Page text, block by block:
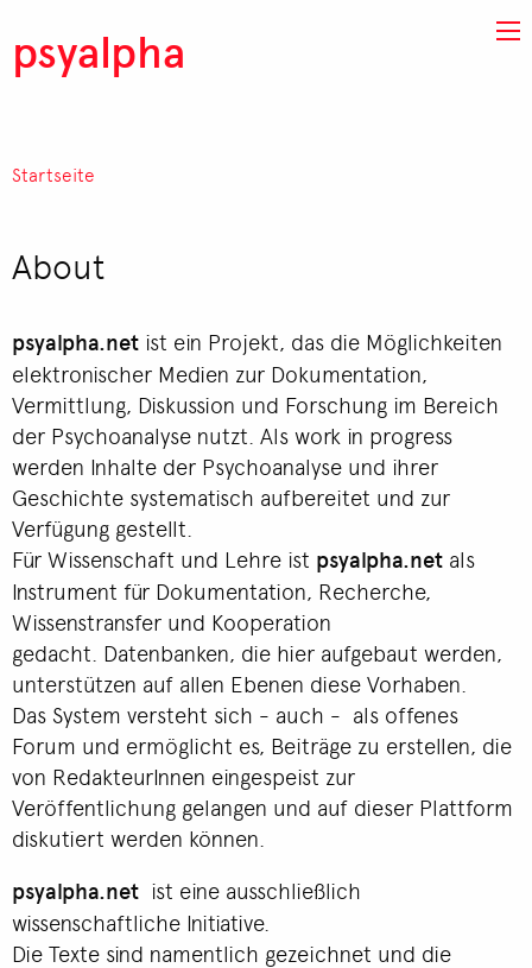
psyalpha
Pfadnavigation
Startseite
About
psyalpha.net ist ein Projekt, das die Möglichkeiten
elektronischer Medien zur Dokumentation,
Vermittlung, Diskussion und Forschung im Bereich
der Psychoanalyse nutzt. Als work in progress
werden Inhalte der Psychoanalyse und ihrer
Geschichte systematisch aufbereitet und zur
Verfügung gestellt.
Für Wissenschaft und Lehre ist psyalpha.net als
Instrument für Dokumentation, Recherche,
Wissenstransfer und Kooperation
gedacht. Datenbanken, die hier aufgebaut werden,
unterstützen auf allen Ebenen diese Vorhaben.
Das System versteht sich - auch - als offenes
Forum und ermöglicht es, Beiträge zu erstellen, die
von RedakteurInnen eingespeist zur
Veröffentlichung gelangen und auf dieser Plattform
diskutiert werden können.
psyalpha.net ist eine ausschließlich
wissenschaftliche Initiative.
Die Texte sind namentlich gezeichnet und die